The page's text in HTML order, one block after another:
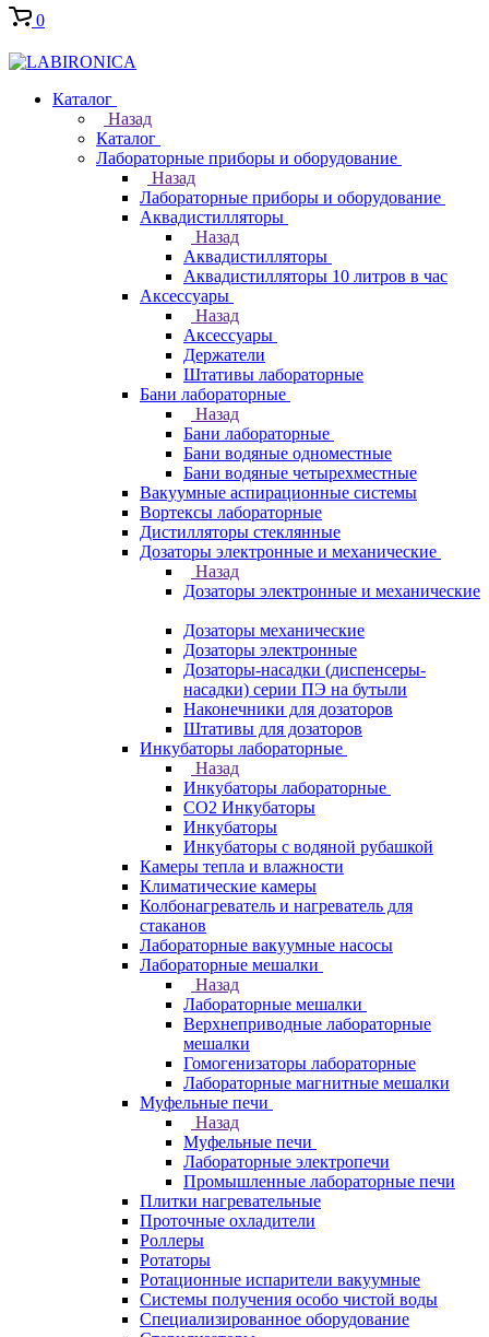
0
Каталог
Назад
Каталог
Лабораторные приборы и оборудование
Назад
Лабораторные приборы и оборудование
Аквадистилляторы
Назад
Аквадистилляторы
Аквадистилляторы 10 литров в час
Аксессуары
Назад
Аксессуары
Держатели
Штативы лабораторные
Бани лабораторные
Назад
Бани лабораторные
Бани водяные одноместные
Бани водяные четырехместные
Вакуумные аспирационные системы
Вортексы лабораторные
Дистилляторы стеклянные
Дозаторы электронные и механические
Назад
Дозаторы электронные и механические
Дозаторы механические
Дозаторы электронные
Дозаторы-насадки (диспенсеры-
насадки) серии ПЭ на бутыли
Наконечники для дозаторов
Штативы для дозаторов
Инкубаторы лабораторные
Назад
Инкубаторы лабораторные
CO2 Инкубаторы
Инкубаторы
Инкубаторы с водяной рубашкой
Камеры тепла и влажности
Климатические камеры
Колбонагреватель и нагреватель для
стаканов
Лабораторные вакуумные насосы
Лабораторные мешалки
Назад
Лабораторные мешалки
Верхнеприводные лабораторные
мешалки
Гомогенизаторы лабораторные
Лабораторные магнитные мешалки
Муфельные печи
Назад
Муфельные печи
Лабораторные электропечи
Промышленные лабораторные печи
Плитки нагревательные
Проточные охладители
Роллеры
Ротаторы
Ротационные испарители вакуумные
Системы получения особо чистой воды
Специализированное оборудование